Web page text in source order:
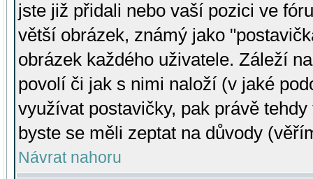
jste již přidali nebo vaší pozici ve
větší obrázek, známý jako
obrázek každého uživatele. Záleží
povolí či jak s nimi naloží (v jaké
využívat postavičky, pak právě
byste se měli zeptat na důvody
Návrat nahoru